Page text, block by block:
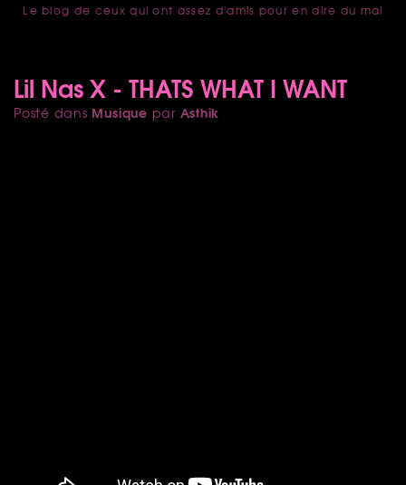
accueil
Le blog de ceux qui ont assez d'amis pour en dire du mal
Lil Nas X - THATS WHAT I WANT
Posté dans Musique par Asthik